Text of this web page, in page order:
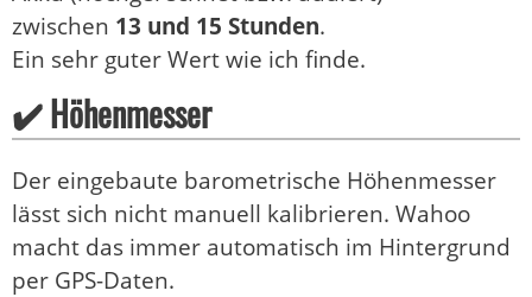
zwischen 13 und 15 Stunden.
Ein sehr guter Wert wie ich finde.
✔️ Höhenmesser
Der eingebaute barometrische Höhenmesser
lässt sich nicht manuell kalibrieren. Wahoo
macht das immer automatisch im Hintergrund
per GPS-Daten.